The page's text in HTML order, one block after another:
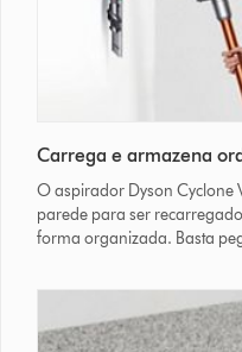
Carrega e armazena
O aspirador Dyson Cyclone
parede para ser
forma organizada. Basta